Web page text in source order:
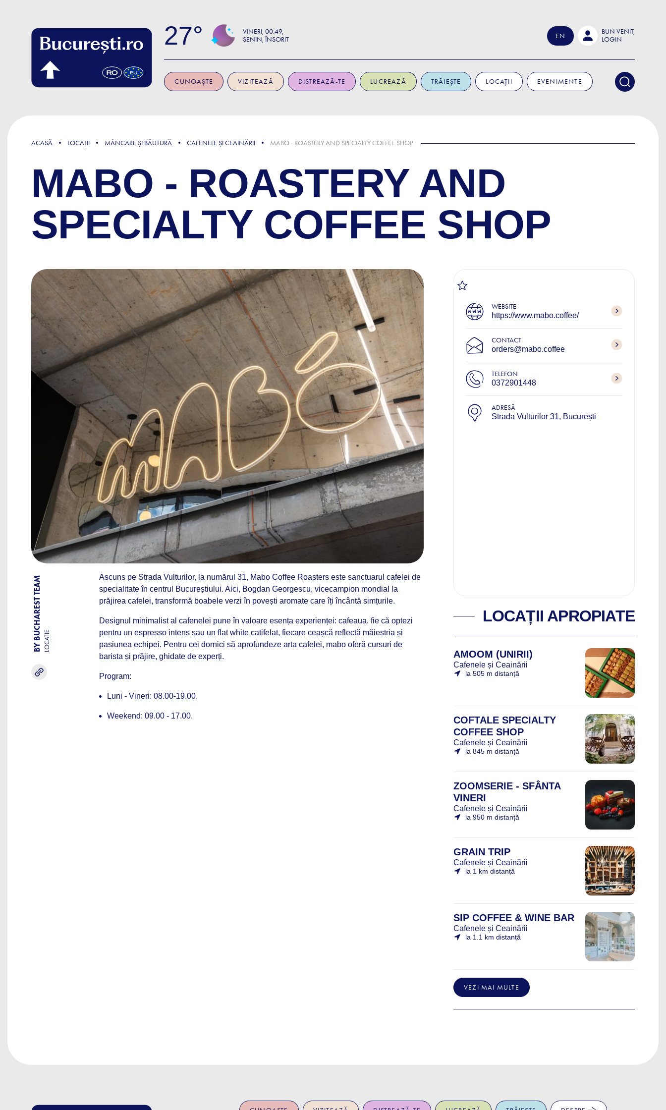
27 VINERI 00:49
SENIN, ÎNSORIT
EN
BUN VENIT,
LOGIN
CUNOAȘTE VIZITEAZĂ DISTREAZĂ-TE LUCREAZĂ TRĂIEȘTE LOCAȚII EVENIMENTE
ACASĂ LOCAȚII MÂNCARE ȘI BĂUTURĂ CAFENELE ȘI CEAINĂRII MABO - ROASTERY AND SPECIALTY COFFEE SHOP
MABO - ROASTERY AND
SPECIALTY COFFEE SHOP
BY BUCHAREST TEAM LOCATIE
Ascuns pe Strada Vulturilor, la numărul 31, Mabo Coffee Roasters este sanctuarul cafelei de
specialitate în centrul Bucureștiului. Aici, Bogdan Georgescu, vicecampion mondial la
prăjirea cafelei, transformă boabele verzi în povești aromate care îți încântă simțurile. ​
Designul minimalist al cafenelei pune în valoare esența experienței: cafeaua. fie că optezi
pentru un espresso intens sau un flat white catifelat, fiecare ceașcă reflectă măiestria și
pasiunea echipei. Pentru cei dornici să aprofundeze arta cafelei, mabo oferă cursuri de
barista și prăjire, ghidate de experți. ​
Program:
Luni - Vineri: 08.00-19.00,
Weekend: 09.00 - 17.00.
WEBSITE
https://www.mabo.coffee/
CONTACT
orders@mabo.coffee
TELEFON
0372901448
ADRESĂ
Strada Vulturilor 31, București
LOCAȚII APROPIATE
AMOOM (UNIRII)
Cafenele și Ceainării
la 505 m distanță
COFTALE SPECIALTY
COFFEE SHOP
Cafenele și Ceainării
la 845 m distanță
ZOOMSERIE - SFÂNTA
VINERI
Cafenele și Ceainării
la 950 m distanță
GRAIN TRIP
Cafenele și Ceainării
la 1 km distanță
SIP COFFEE & WINE BAR
Cafenele și Ceainării
la 1.1 km distanță
VEZI MAI MULTE